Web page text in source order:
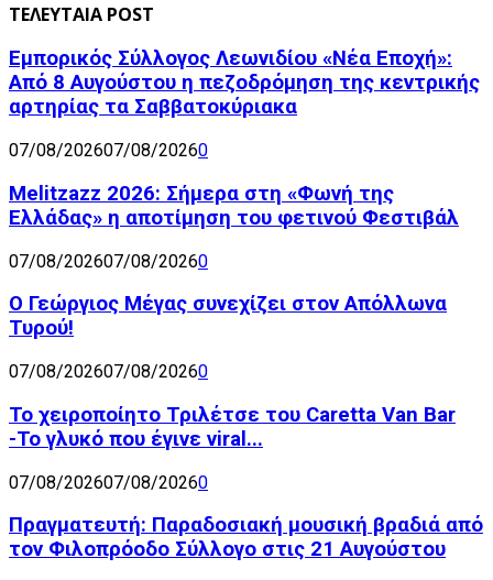
ΤΕΛΕΥΤΑΙΑ POST
Εμπορικός Σύλλογος Λεωνιδίου «Νέα Εποχή»:
Από 8 Αυγούστου η πεζοδρόμηση της κεντρικής
αρτηρίας τα Σαββατοκύριακα
07/08/202607/08/20260
Melitzazz 2026: Σήμερα στη «Φωνή της
Ελλάδας» η αποτίμηση του φετινού Φεστιβάλ
07/08/202607/08/20260
Ο Γεώργιος Μέγας συνεχίζει στον Απόλλωνα
Τυρού!
07/08/202607/08/20260
Το χειροποίητο Τριλέτσε του Caretta Van Bar
-Το γλυκό που έγινε viral...
07/08/202607/08/20260
Πραγματευτή: Παραδοσιακή μουσική βραδιά από
τον Φιλοπρόοδο Σύλλογο στις 21 Αυγούστου